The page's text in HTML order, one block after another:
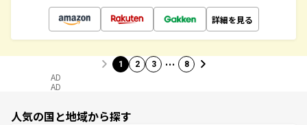
詳細を見る
1 2 3 … 8
AD
AD
人気の国と地域から探す